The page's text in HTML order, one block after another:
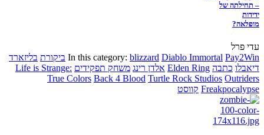
– תחילתה של
ידידות
מופלאה?
עדי פרל
In this category: blizzard Diablo Immortal Pay2Win ביקורת בליזארד
דיאבלו כתבה Elden Ring אלדן רינג משחק תפקידים Life is Strange:
True Colors Back 4 Blood Turtle Rock Studios Outriders
Freakpocalypse קווסט